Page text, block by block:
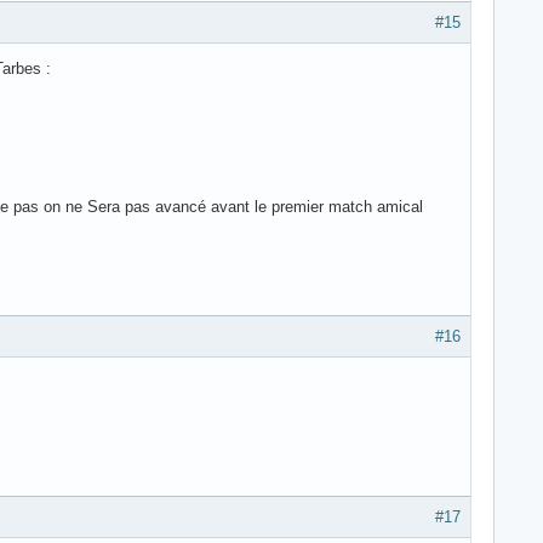
#15
:
on ne Sera pas avancé avant le premier match amical
#16
#17